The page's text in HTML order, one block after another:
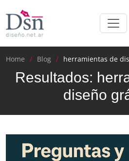
Home Blog herramientas de
Resultados:
diseño